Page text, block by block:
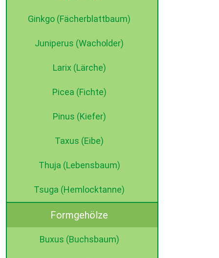
Ginkgo (Fächerblattbaum)
Juniperus (Wacholder)
Larix (Lärche)
Picea (Fichte)
Pinus (Kiefer)
Taxus (Eibe)
Thuja (Lebensbaum)
Tsuga (Hemlocktanne)
Formgehölze
Buxus (Buchsbaum)